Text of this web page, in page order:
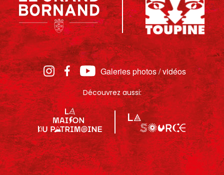
Galeries photos / vidéos
Découvrez aussi: